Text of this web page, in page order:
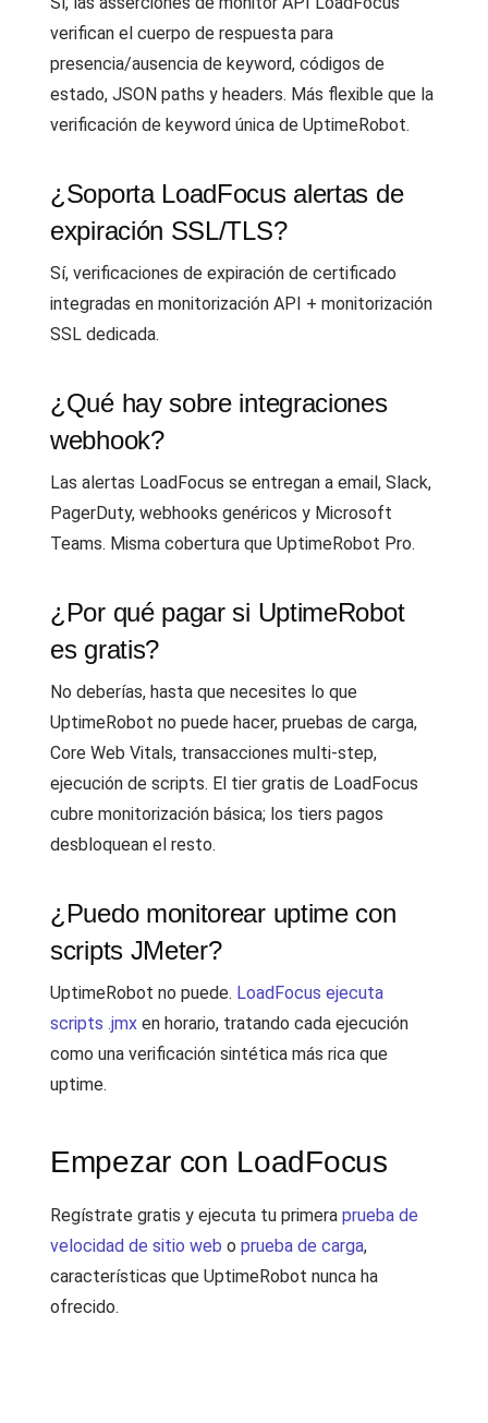
verifican el cuerpo de respuesta para
presencia/ausencia de keyword, códigos de
estado, JSON paths y headers. Más flexible que la
verificación de keyword única de UptimeRobot.
¿Soporta LoadFocus alertas de
expiración SSL/TLS?
Sí, verificaciones de expiración de certificado
integradas en monitorización API + monitorización
SSL dedicada.
¿Qué hay sobre integraciones
webhook?
Las alertas LoadFocus se entregan a email, Slack,
PagerDuty, webhooks genéricos y Microsoft
Teams. Misma cobertura que UptimeRobot Pro.
¿Por qué pagar si UptimeRobot
es gratis?
No deberías, hasta que necesites lo que
UptimeRobot no puede hacer, pruebas de carga,
Core Web Vitals, transacciones multi-step,
ejecución de scripts. El tier gratis de LoadFocus
cubre monitorización básica; los tiers pagos
desbloquean el resto.
¿Puedo monitorear uptime con
scripts JMeter?
UptimeRobot no puede. LoadFocus ejecuta
scripts .jmx en horario, tratando cada ejecución
como una verificación sintética más rica que
uptime.
Empezar con LoadFocus
Regístrate gratis y ejecuta tu primera prueba de
velocidad de sitio web o prueba de carga,
características que UptimeRobot nunca ha
ofrecido.